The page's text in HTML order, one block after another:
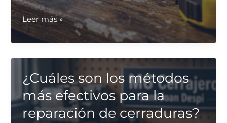
¿Cómo
mejorar
la
seguridad
de
mis
rejas
actuales?
Leer más »
¿Cuáles son los métodos
más efectivos para la
reparación de cerraduras?